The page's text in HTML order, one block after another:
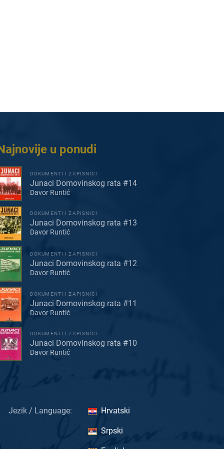
u ponudi
DOKUMENTI I ZAPISNICI
Junaci Domovinskog rata #14
Davor Runtić
DOKUMENTI I ZAPISNICI
Junaci Domovinskog rata #13
Davor Runtić
DOKUMENTI I ZAPISNICI
Junaci Domovinskog rata #12
Davor Runtić
DOKUMENTI I ZAPISNICI
Junaci Domovinskog rata #11
Davor Runtić
DOKUMENTI I ZAPISNICI
Junaci Domovinskog rata #10
Davor Runtić
Jezik / Language: Hrvatski
Srpski